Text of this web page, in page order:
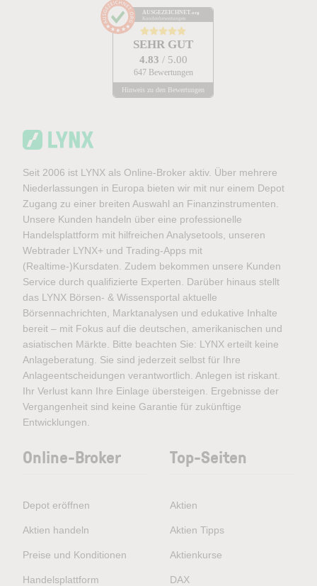
AUSGEZEICHNET .org
Kundenbewertungen
SEHR GUT
4.83 / 5.00
647 Bewertungen
Hinweis zu den Bewertungen
Seit 2006 ist LYNX als Online-Broker aktiv. Über mehrere
Niederlassungen in Europa bieten wir mit nur einem Depot
Zugang zu einer breiten Auswahl an Finanzinstrumenten.
Unsere Kunden handeln über eine professionelle
Handelsplattform mit hilfreichen Analysetools, unseren
Webtrader LYNX+ und Trading-Apps mit
(Realtime-)Kursdaten. Zudem bekommen unsere Kunden
Service durch qualifizierte Experten. Darüber hinaus stellt
das LYNX Börsen- & Wissensportal aktuelle
Börsennachrichten, Marktanalysen und edukative Inhalte
bereit – mit Fokus auf die deutschen, amerikanischen und
asiatischen Märkte. Bitte beachten Sie: LYNX erteilt keine
Anlageberatung. Sie sind jederzeit selbst für Ihre
Anlageentscheidungen verantwortlich. Anlegen ist riskant.
Ihr Verlust kann Ihre Einlage übersteigen. Ergebnisse der
Vergangenheit sind keine Garantie für zukünftige
Entwicklungen.
Online-Broker
Depot eröffnen
Aktien handeln
Preise und Konditionen
Handelsplattform
Top-Seiten
Aktien
Aktien Tipps
Aktienkurse
DAX